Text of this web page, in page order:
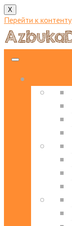
X
Перейти к контенту